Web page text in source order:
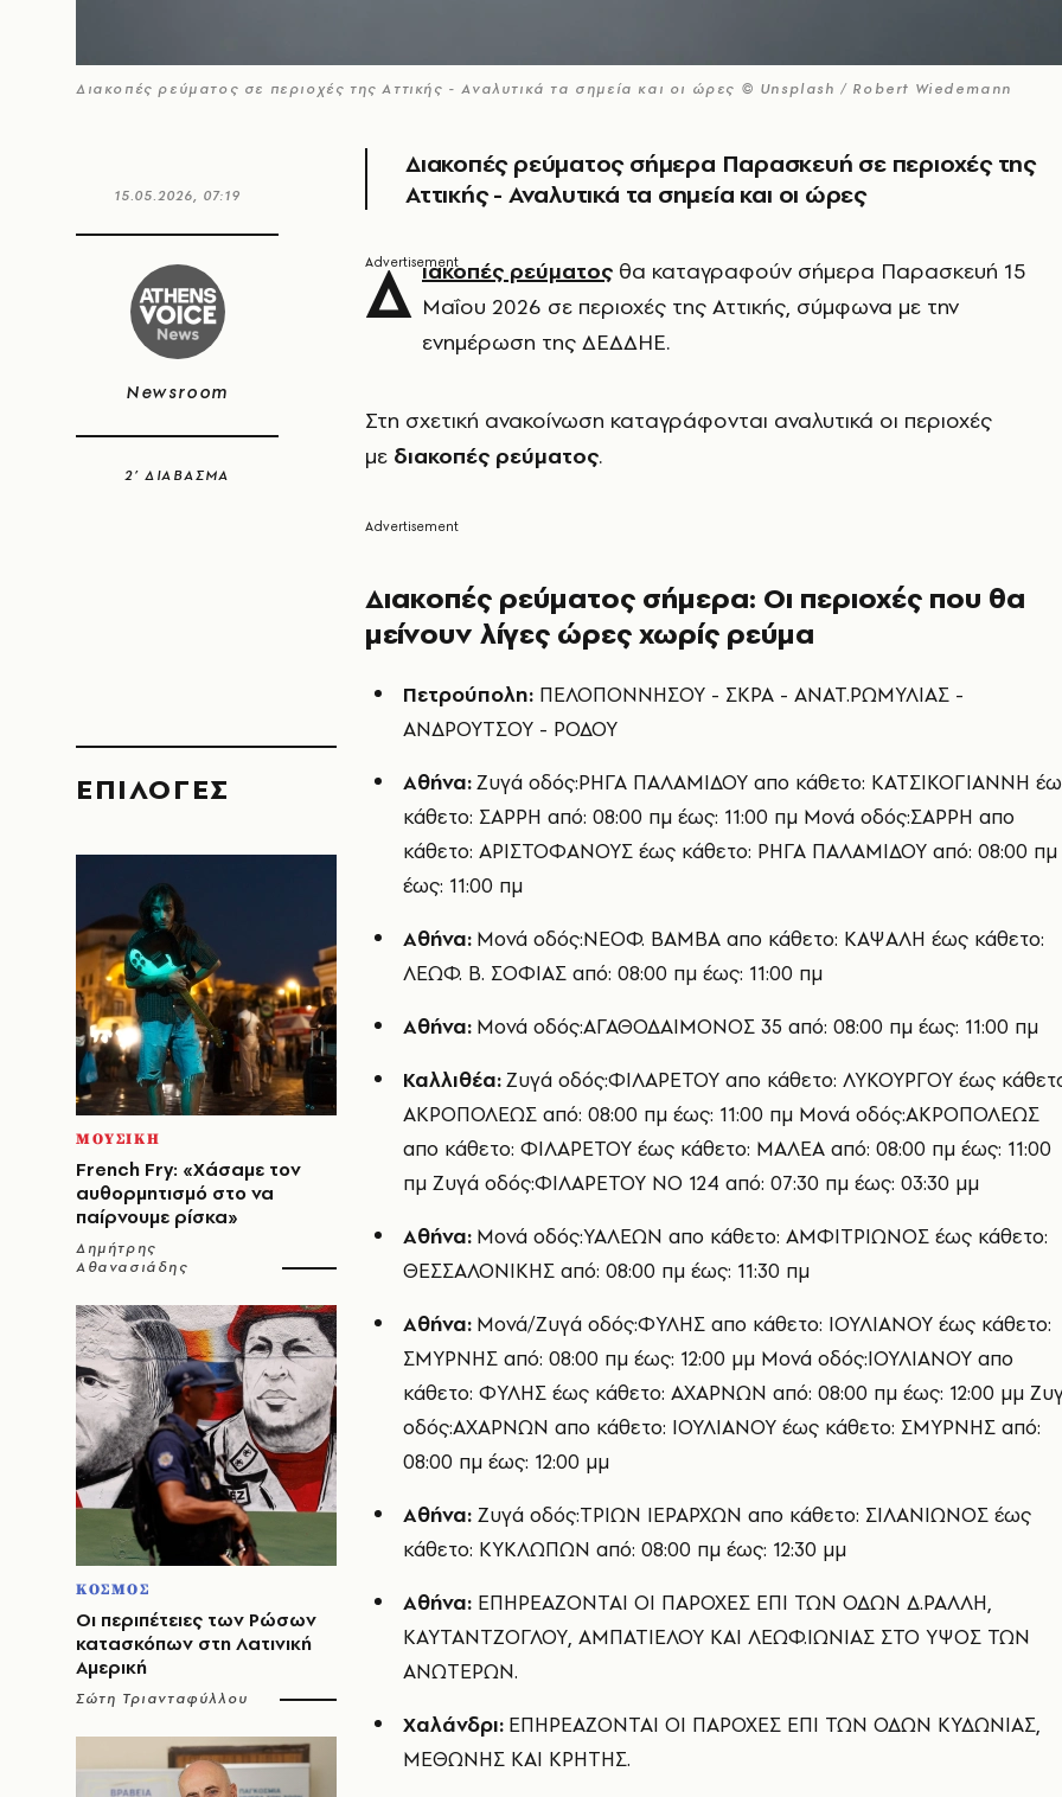
Διακοπές ρεύματος σε περιοχές της Αττικής - Αναλυτικά τα σημεία και οι ώρες © Unsplash / Robert Wiedemann
15.05.2026, 07:19
Newsroom
2’ ΔΙΑΒΑΣΜΑ
EΠΙΛΟΓΈΣ
ΜΟΥΣΙΚΗ
French Fry: «Χάσαμε τον
αυθορμητισμό στο να
παίρνουμε ρίσκα»
Δημήτρης
Αθανασιάδης
ΚΟΣΜΟΣ
Οι περιπέτειες των Ρώσων
κατασκόπων στη Λατινική
Αμερική
Σώτη Τριανταφύλλου
Διακοπές ρεύματος σήμερα Παρασκευή σε περιοχές της
Αττικής - Αναλυτικά τα σημεία και οι ώρες
Δ ιακοπές ρεύματος θα καταγραφούν σήμερα Παρασκευή 15
Μαΐου 2026 σε περιοχές της Αττικής, σύμφωνα με την
ενημέρωση της ΔΕΔΔΗΕ.
Στη σχετική ανακοίνωση καταγράφονται αναλυτικά οι περιοχές
με διακοπές ρεύματος.
Διακοπές ρεύματος σήμερα: Οι περιοχές που θα
μείνουν λίγες ώρες χωρίς ρεύμα
Πετρούπολη: ΠΕΛΟΠΟΝΝΗΣΟΥ - ΣΚΡΑ - ΑΝΑΤ.ΡΩΜΥΛΙΑΣ -
ΑΝΔΡΟΥΤΣΟΥ - ΡΟΔΟΥ
Αθήνα:Ζυγά οδός:ΡΗΓΑ ΠΑΛΑΜΙΔΟΥ απο κάθετο: ΚΑΤΣΙΚΟΓΙΑΝΝΗ
κάθετο: ΣΑΡΡΗ από: 08:00 πμ έως: 11:00 πμ Μονά οδός:ΣΑΡΡΗ απο
κάθετο: ΑΡΙΣΤΟΦΑΝΟΥΣ έως κάθετο: ΡΗΓΑ ΠΑΛΑΜΙΔΟΥ από: 08:00 πμ
έως: 11:00 πμ
Αθήνα: Μονά οδός:ΝΕΟΦ. ΒΑΜΒΑ απο κάθετο: ΚΑΨΑΛΗ έως κάθετο:
ΛΕΩΦ. Β. ΣΟΦΙΑΣ από: 08:00 πμ έως: 11:00 πμ
Αθήνα: Μονά οδός:ΑΓΑΘΟΔΑΙΜΟΝΟΣ 35 από: 08:00 πμ έως: 11:00 πμ
Καλλιθέα:Ζυγά οδός:ΦΙΛΑΡΕΤΟΥ απο κάθετο: ΛΥΚΟΥΡΓΟΥ έως
ΑΚΡΟΠΟΛΕΩΣ από: 08:00 πμ έως: 11:00 πμ Μονά οδός:ΑΚΡΟΠΟΛΕΩΣ
απο κάθετο: ΦΙΛΑΡΕΤΟΥ έως κάθετο: ΜΑΛΕΑ από: 08:00 πμ έως: 11:00
πμ Ζυγά οδός:ΦΙΛΑΡΕΤΟΥ ΝΟ 124 από: 07:30 πμ έως: 03:30 μμ
Αθήνα: Μονά οδός:ΥΑΛΕΩΝ απο κάθετο: ΑΜΦΙΤΡΙΩΝΟΣ έως κάθετο:
ΘΕΣΣΑΛΟΝΙΚΗΣ από: 08:00 πμ έως: 11:30 πμ
Αθήνα: Μονά/Ζυγά οδός:ΦΥΛΗΣ απο κάθετο: ΙΟΥΛΙΑΝΟΥ έως κάθετο:
ΣΜΥΡΝΗΣ από: 08:00 πμ έως: 12:00 μμ Μονά οδός:ΙΟΥΛΙΑΝΟΥ απο
κάθετο: ΦΥΛΗΣ έως κάθετο: ΑΧΑΡΝΩΝ από: 08:00 πμ έως: 12:00 μμ
οδός:ΑΧΑΡΝΩΝ απο κάθετο: ΙΟΥΛΙΑΝΟΥ έως κάθετο: ΣΜΥΡΝΗΣ από:
08:00 πμ έως: 12:00 μμ
Αθήνα: Ζυγά οδός:ΤΡΙΩΝ ΙΕΡΑΡΧΩΝ απο κάθετο: ΣΙΛΑΝΙΩΝΟΣ έως
κάθετο: ΚΥΚΛΩΠΩΝ από: 08:00 πμ έως: 12:30 μμ
Αθήνα: ΕΠΗΡΕΑΖΟΝΤΑΙ ΟΙ ΠΑΡΟΧΕΣ ΕΠΙ ΤΩΝ ΟΔΩΝ Δ.ΡΑΛΛΗ,
ΚΑΥΤΑΝΤΖΟΓΛΟΥ, ΑΜΠΑΤΙΕΛΟΥ ΚΑΙ ΛΕΩΦ.ΙΩΝΙΑΣ ΣΤΟ ΥΨΟΣ ΤΩΝ
ΑΝΩΤΕΡΩΝ.
Χαλάνδρι: ΕΠΗΡΕΑΖΟΝΤΑΙ ΟΙ ΠΑΡΟΧΕΣ ΕΠΙ ΤΩΝ ΟΔΩΝ ΚΥΔΩΝΙΑΣ,
ΜΕΘΩΝΗΣ ΚΑΙ ΚΡΗΤΗΣ.